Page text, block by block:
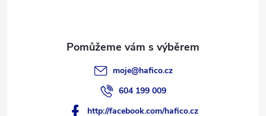
moje@hafico.cz
604 199 009
http://facebook.com/hafico.cz